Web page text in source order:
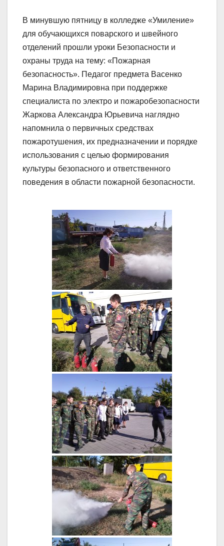
В минувшую пятницу в колледже «Умиление»
для обучающихся поварского и швейного
отделений прошли уроки Безопасности и
охраны труда на тему: «Пожарная
безопасность». Педагог предмета Васенко
Марина Владимировна при поддержке
специалиста по электро и пожаробезопасности
Жаркова Александра Юрьевича наглядно
напомнила о первичных средствах
пожаротушения, их предназначении и порядке
использования с целью формирования
культуры безопасного и ответственного
поведения в области пожарной безопасности.